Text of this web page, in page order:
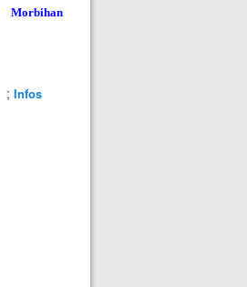
Morbihan
; Infos